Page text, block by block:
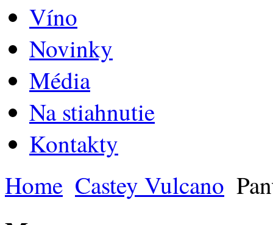
Víno
Novinky
Média
Na stiahnutie
Kontakty
Home Castey Vulcano